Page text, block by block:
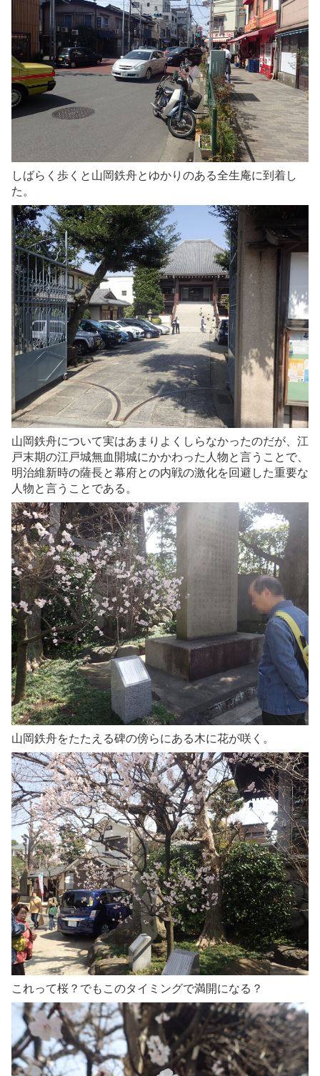
しばらく歩くと山岡鉄舟とゆかりのある全生庵に到着し
た。
山岡鉄舟について実はあまりよくしらなかったのだが、江
戸末期の江戸城無血開城にかかわった人物と言うことで、
明治維新時の薩長と幕府との内戦の激化を回避した重要な
人物と言うことである。
山岡鉄舟をたたえる碑の傍らにある木に花が咲く。
これって桜？でもこのタイミングで満開になる？